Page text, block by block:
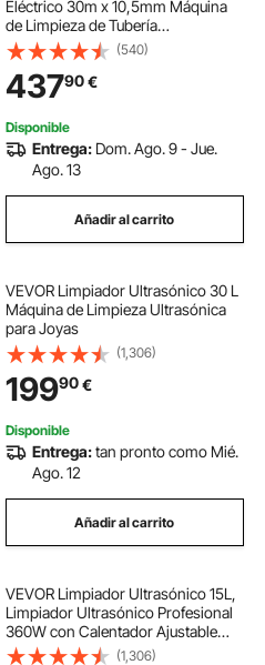
Eléctrico 30m x 10,5mm Máquina
de Limpieza de Tubería
Alimentación Automática
Interruptor de Pedal Neumático
Limpiador de Tubos de Drenaje
para Tuberías de 5-10 cm
(540)
43790€
Disponible
Entrega: Dom. Ago. 9 - Jue.
Ago. 13
Añadir al carrito
VEVOR Limpiador Ultrasónico 30 L
Máquina de Limpieza Ultrasónica
para Joyas
(1,306)
19990€
Disponible
Entrega:tan pronto como Mié.
Ago. 12
Añadir al carrito
VEVOR Limpiador Ultrasónico 15L,
Limpiador Ultrasónico Profesional
360W con Calentador Ajustable
Máquina de Limpieza Ultrasónica
(1,306)